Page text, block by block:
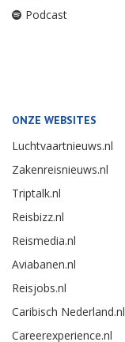
Podcast
ONZE WEBSITES
Luchtvaartnieuws.nl
Zakenreisnieuws.nl
Triptalk.nl
Reisbizz.nl
Reismedia.nl
Aviabanen.nl
Reisjobs.nl
Caribisch Nederland.nl
Careerexperience.nl